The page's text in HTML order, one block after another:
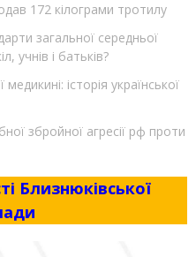
172 кілограми тротилу
загальної середньої
учнів і батьків?
історія української
збройної агресії рф проти
Близнюківської